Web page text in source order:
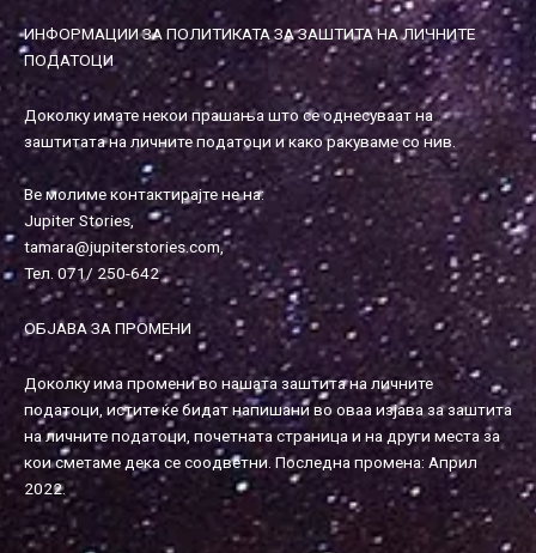
ИНФОРМАЦИИ ЗА ПОЛИТИКАТА ЗА ЗАШТИТА НА ЛИЧНИТЕ
ПОДАТОЦИ
Доколку имате некои прашања што се однесуваат на
заштитата на личните податоци и како ракуваме со нив.
Ве молиме контактирајте не на:
Jupiter Stories,
tamara@jupiterstories.com,
Тел. 071/ 250-642
ОБЈАВА ЗА ПРОМЕНИ
Доколку има промени во нашата заштита на личните
податоци, истите ќе бидат напишани во оваа изјава за заштита
на личните податоци, почетната страница и на други места за
кои сметаме дека се соодветни. Последна промена: Април
2022.